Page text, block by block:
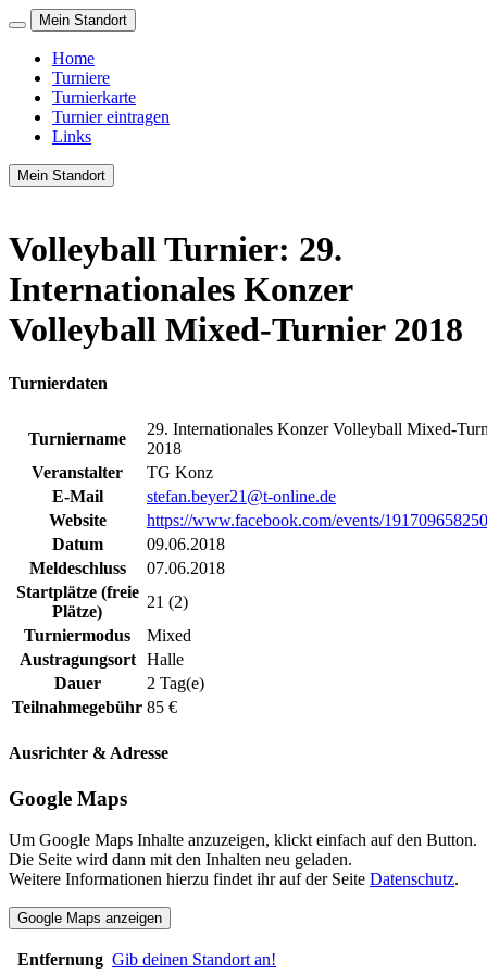
Mein Standort
Home
Turniere
Turnierkarte
Turnier eintragen
Links
Mein Standort
Volleyball Turnier: 29.
Internationales Konzer
Volleyball Mixed-Turnier 2018
Turnierdaten
Turniername
29. Internationales Konzer Volleyball Mixed-
2018
Veranstalter
TG Konz
E-Mail
stefan.beyer21@t-online.de
Website
https://www.facebook.com/events/
Datum
09.06.2018
Meldeschluss
07.06.2018
Startplätze (freie
Plätze)
21 (2)
Turniermodus
Mixed
Austragungsort
Halle
Dauer
2 Tag(e)
Teilnahmegebühr 85 €
Ausrichter & Adresse
Google Maps
Um Google Maps Inhalte anzuzeigen, klickt einfach auf den Button.
Die Seite wird dann mit den Inhalten neu geladen.
Weitere Informationen hierzu findet ihr auf der Seite Datenschutz.
Google Maps anzeigen
Entfernung Gib deinen Standort an!